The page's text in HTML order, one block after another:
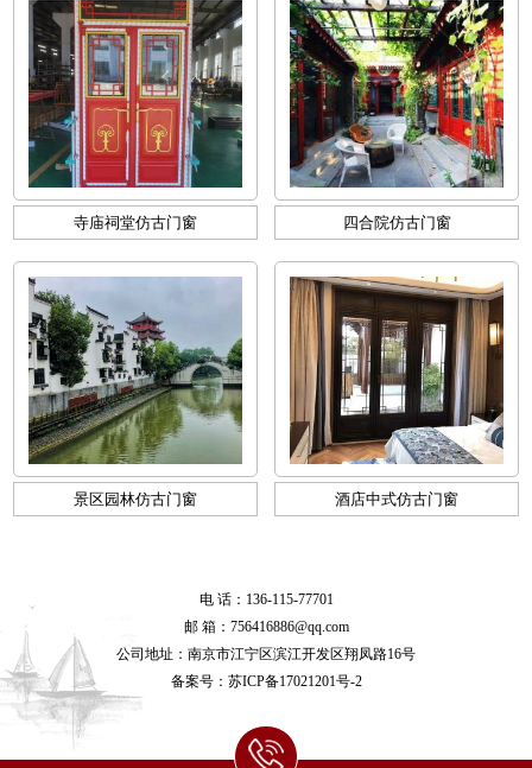
寺庙祠堂仿古门窗 四合院仿古门窗
景区园林仿古门窗 酒店中式仿古门窗
电 话：136-115-77701
邮 箱：756416886@qq.com
公司地址：南京市江宁区滨江开发区翔凤路16号
备案号： 苏ICP备17021201号-2